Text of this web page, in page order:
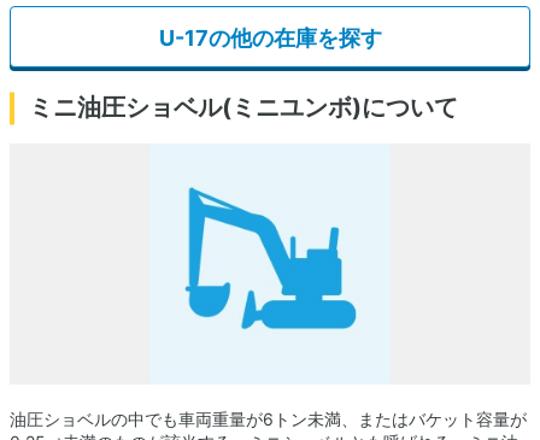
U-17の他の在庫を探す
ミニ油圧ショベル(ミニユンボ)について
油圧ショベルの中でも車両重量が6トン未満、またはバケット容量が